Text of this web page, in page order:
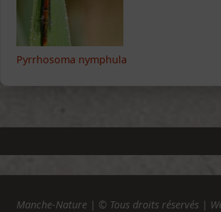
Pyrrhosoma nymphula
Manche-Nature | © Tous droits réservés |